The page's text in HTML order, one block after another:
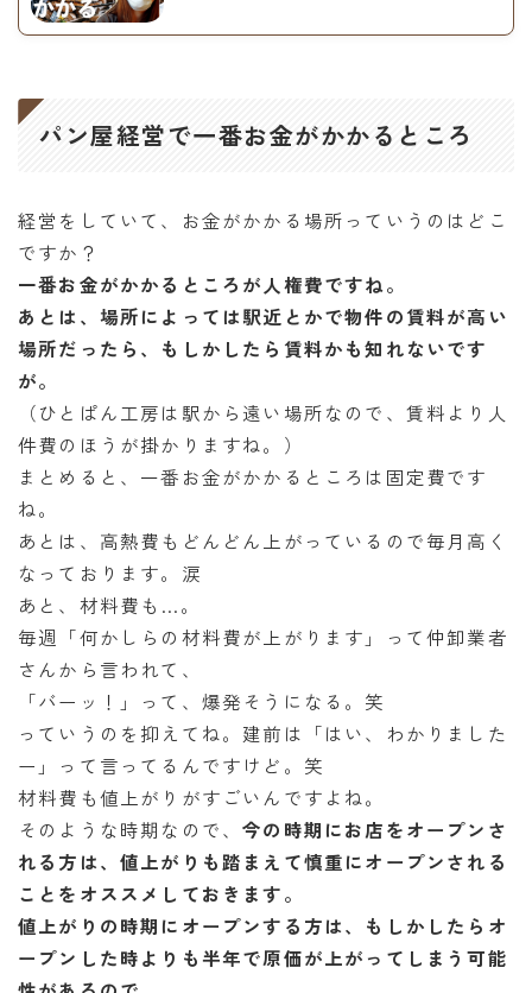
パン屋経営で一番お金がかかるところ
経営をしていて、お金がかかる場所っていうのはどこ
ですか？
一番お金がかかるところが人権費ですね。
あとは、場所によっては駅近とかで物件の賃料が高い
場所だったら、もしかしたら賃料かも知れないです
が。
（ひとぱん工房は駅から遠い場所なので、賃料より人
件費のほうが掛かりますね。）
まとめると、一番お金がかかるところは固定費です
ね。
あとは、高熱費もどんどん上がっているので毎月高く
なっております。涙
あと、材料費も…。
毎週「何かしらの材料費が上がります」って仲卸業者
さんから言われて、
「バーッ！」って、爆発そうになる。笑
っていうのを抑えてね。建前は「はい、わかりました
ー」って言ってるんですけど。笑
材料費も値上がりがすごいんですよね。
そのような時期なので、今の時期にお店をオープンさ
れる方は、値上がりも踏まえて慎重にオープンされる
ことをオススメしておきます。
値上がりの時期にオープンする方は、もしかしたらオ
ープンした時よりも半年で原価が上がってしまう可能